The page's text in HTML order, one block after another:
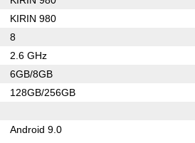
KIRIN 980
8
2.6 GHz
6GB/8GB
128GB/256GB
Android 9.0